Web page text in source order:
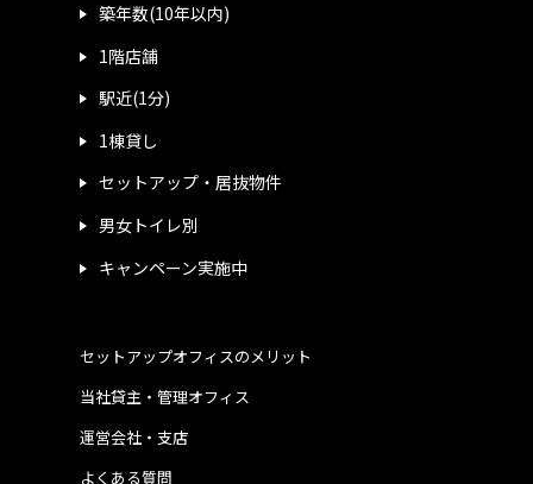
築年数(10年以内)
1階店舗
駅近(1分)
1棟貸し
セットアップ・居抜物件
男女トイレ別
キャンペーン実施中
運営会社・支店
よくある質問
当社貸主・管理オフィス
セットアップオフィスのメリット